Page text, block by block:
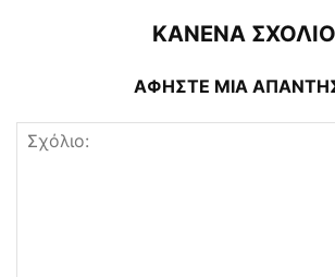
ΚΑΝΕΝΑ ΣΧΟΛΙΟ
ΑΦΗΣΤΕ ΜΙΑ